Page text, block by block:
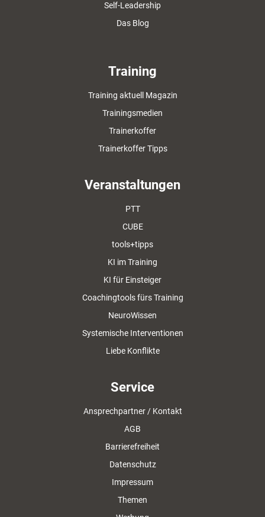
Self-Leadership
Das Blog
Training
Training aktuell Magazin
Trainingsmedien
Trainerkoffer
Trainerkoffer Tipps
Veranstaltungen
PTT
CUBE
tools+tipps
KI im Training
KI für Einsteiger
Coachingtools fürs Training
NeuroWissen
Systemische Interventionen
Liebe Konflikte
Service
Ansprechpartner / Kontakt
AGB
Barrierefreiheit
Datenschutz
Impressum
Themen